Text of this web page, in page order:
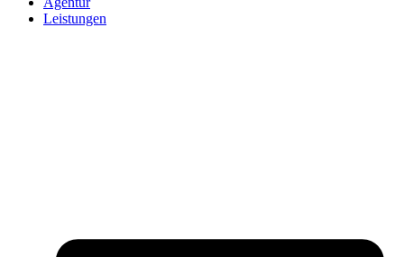
Leistungen